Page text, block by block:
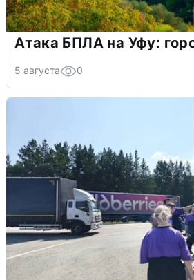
Атака БПЛА на Уфу:
5 августа 0